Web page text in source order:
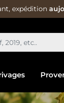
expédition